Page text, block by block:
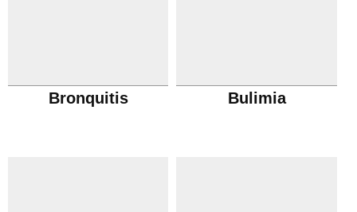
Bronquitis Bulimia